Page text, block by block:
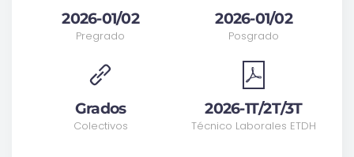
2026-01/02
Pregrado
Grados
Colectivos
2026-01/02
Posgrado
2026-1T/2T/3T
Técnico Laborales ETDH